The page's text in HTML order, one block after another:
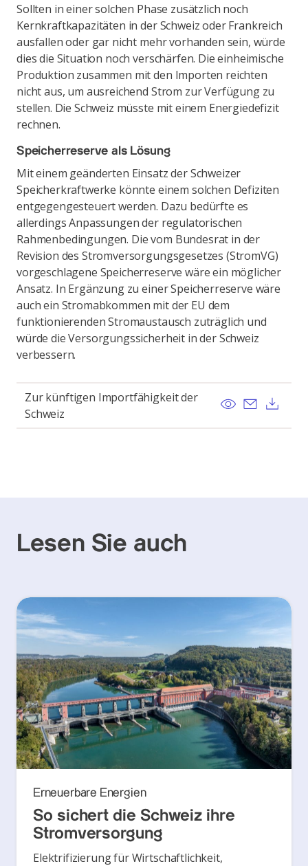
Sollten in einer solchen Phase zusätzlich noch
Kernkraftkapazitäten in der Schweiz oder Frankreich
ausfallen oder gar nicht mehr vorhanden sein, würde
dies die Situation noch verschärfen. Die einheimische
Produktion zusammen mit den Importen reichten
nicht aus, um ausreichend Strom zur Verfügung zu
stellen. Die Schweiz müsste mit einem Energiedefizit
rechnen.
Speicherreserve als Lösung
Mit einem geänderten Einsatz der Schweizer
Speicherkraftwerke könnte einem solchen Defiziten
entgegengesteuert werden. Dazu bedürfte es
allerdings Anpassungen der regulatorischen
Rahmenbedingungen. Die vom Bundesrat in der
Revision des Stromversorgungsgesetzes (StromVG)
vorgeschlagene Speicherreserve wäre ein möglicher
Ansatz. In Ergänzung zu einer Speicherreserve wäre
auch ein Stromabkommen mit der EU dem
funktionierenden Stromaustausch zuträglich und
würde die Versorgungssicherheit in der Schweiz
verbessern.
Zur künftigen Importfähigkeit der
Schweiz
View Send
Lesen Sie auch
Erneuerbare Energien
So sichert die Schweiz ihre
Stromversorgung
Elektrifizierung für Wirtschaftlichkeit,